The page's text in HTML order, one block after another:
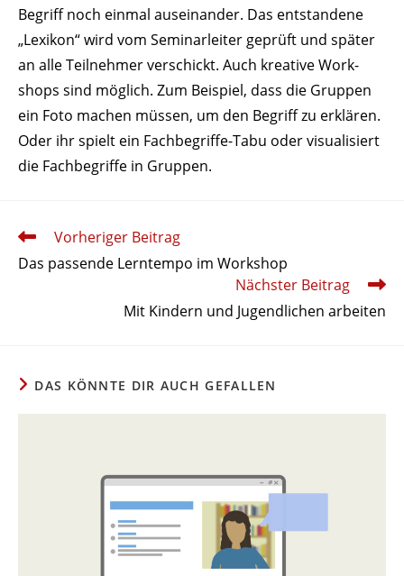
Begriff noch einmal ausein­ander. Das entstandene
„Lexikon“ wird vom Semi­nar­leiter geprüft und später
an alle Teil­nehmer verschickt. Auch kreative Work­
shops sind möglich. Zum Beispiel, dass die Gruppen
ein Foto machen müssen, um den Begriff zu erklären.
Oder ihr spielt ein Fach­be­griffe-Tabu oder visua­li­siert
die Fach­be­griffe in Gruppen.
Weitere
ansehen
Vorheriger Beitrag
Das passende Lern­tempo im Workshop
Nächster Beitrag
Mit Kindern und Jugend­lichen arbeiten
DAS KÖNNTE DIR AUCH GEFALLEN